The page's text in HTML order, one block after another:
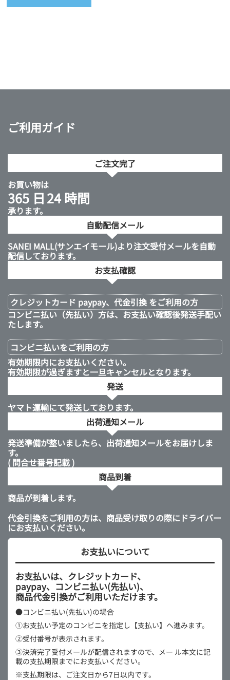
ご利用ガイド
ご注文完了
お買い物は
365 日24 時間
承ります。
自動配信メール
SANEI MALL(サンエイモール)より注文受付メールを自動
配信しております。
お支払確認
クレジットカード paypay、代金引換 をご利用の方
コンビニ払い（先払い）方は、お支払い確認後発送手配い
たします。
コンビニ払いをご利用の方
有効期限内にお支払いください。
有効期限が過ぎますと一旦キャンセルとなります。
発送
ヤマト運輸にて発送しております。
出荷通知メール
発送準備が整いましたら、出荷通知メールをお届けしま
す。
( 問合せ番号記載 )
商品到着
商品が到着します。
代金引換をご利用の方は、商品受け取りの際にドライバー
にお支払いください。
お支払いについて
お支払いは、クレジットカード、
paypay、コンビニ払い(先払い)、
商品代金引換がご利用いただけます。
●コンビニ払い(先払い)の場合
①お支払い予定のコンビニを指定し【支払い】へ進みます。
②受付番号が表示されます。
③決済完了受付メールが配信されますので、メー ル本文に記
載の支払期限までにお支払いください。
※支払期限は、ご注文日から7日以内です。